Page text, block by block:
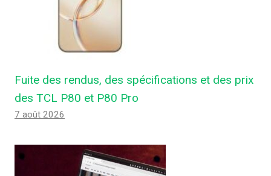
Fuite des rendus, des spécifications et des prix
des TCL P80 et P80 Pro
7 août 2026